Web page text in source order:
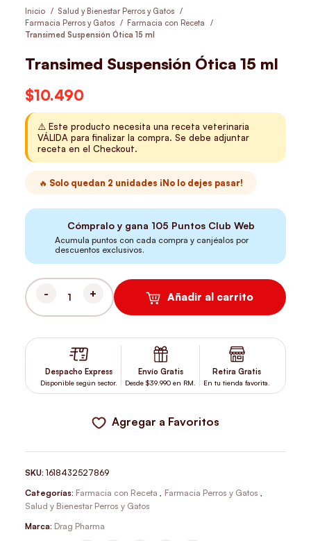
Inicio
Salud y Bienestar Perros y Gatos
Farmacia Perros y Gatos
Farmacia con Receta
Transimed Suspensión Ótica 15 ml
Transimed Suspensión Ótica 15 ml
$10.490
⚠️ Este producto necesita una receta veterinaria
VÁLIDA para finalizar la compra. Se debe adjuntar
receta en el Checkout.
🔥 Solo quedan 2 unidades ¡No lo dejes pasar!
Cómpralo y gana 105 Puntos Club Web
Acumula puntos con cada compra y canjéalos por
descuentos exclusivos.
TRANSIMED SUSPENSIÓN ÓTICA 15 ML CANTIDAD
Añadir al carrito
Despacho Express
Disponible según sector.
Envío Gratis
Desde $39.990 en RM.
Retira Gratis
En tu tienda favorita.
Agregar a Favoritos
SKU:1618432527869
Categorías: Farmacia con Receta , Farmacia Perros y Gatos ,
Salud y Bienestar Perros y Gatos
Marca: Drag Pharma